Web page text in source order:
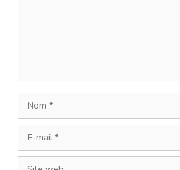
Nom
mail
Site